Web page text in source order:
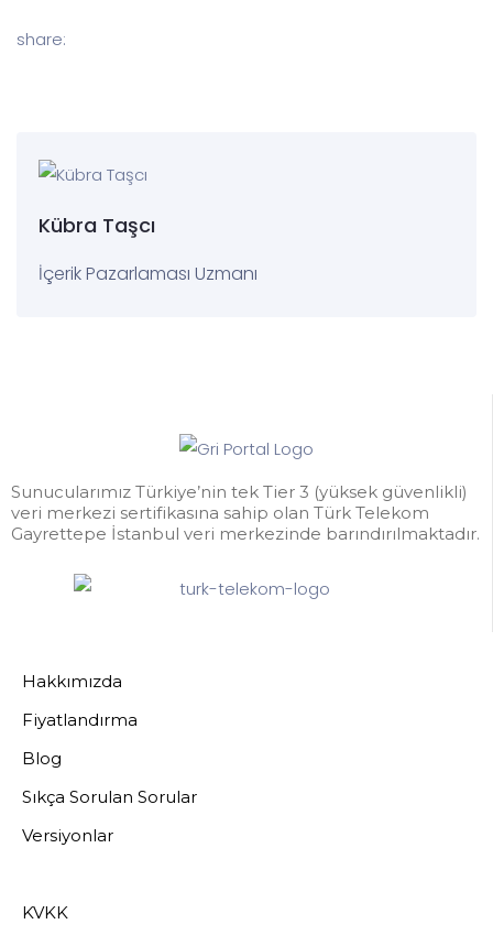
share:
Kübra Taşcı
İçerik Pazarlaması Uzmanı
Sunucularımız Türkiye’nin tek Tier 3 (yüksek güvenlikli)
veri merkezi sertifikasına sahip olan Türk Telekom
Gayrettepe İstanbul veri merkezinde barındırılmaktadır.
Hakkımızda
Fiyatlandırma
Blog
Sıkça Sorulan Sorular
Versiyonlar
KVKK